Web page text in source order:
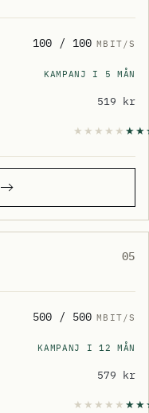
100 / 100 MBIT/S
KAMPANJ I 5 MÅN
519 kr
05
500 / 500 MBIT/S
KAMPANJ I 12 MÅN
579 kr